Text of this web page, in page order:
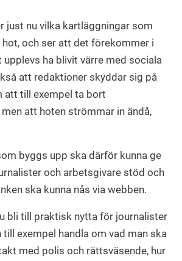
just nu vilka kartläggningar som
och ser att det förekommer i
upplevs ha blivit värre med sociala
att redaktioner skyddar sig på
att till exempel ta bort
att hoten strömmar in ändå,
byggs upp ska därför kunna ge
och arbetsgivare stöd och
ska kunna nås via webben.
bli till praktisk nytta för journalister
exempel handla om vad man ska
med polis och rättsväsende, hur